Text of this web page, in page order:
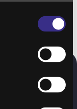
derechos